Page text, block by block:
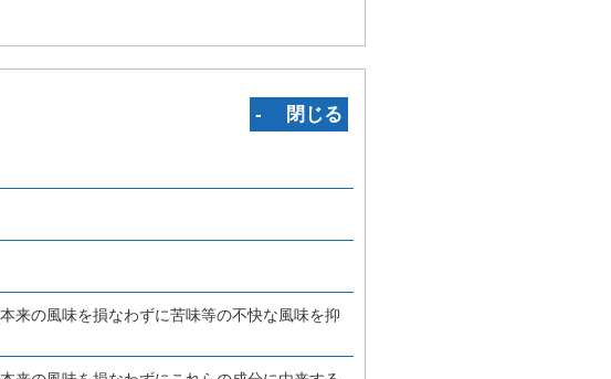
‐ 閉じる
来の風味を損なわずに苦味等の不快な風味を抑